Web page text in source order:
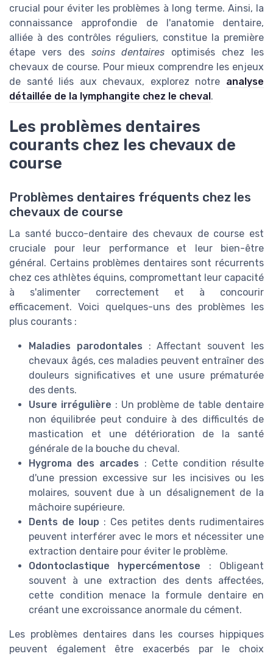
crucial pour éviter les problèmes à long terme. Ainsi, la
connaissance approfondie de l'anatomie dentaire,
alliée à des contrôles réguliers, constitue la première
étape vers des soins dentaires optimisés chez les
chevaux de course. Pour mieux comprendre les enjeux
de santé liés aux chevaux, explorez notre analyse
détaillée de la lymphangite chez le cheval.
Les problèmes dentaires
courants chez les chevaux de
course
Problèmes dentaires fréquents chez les
chevaux de course
La santé bucco-dentaire des chevaux de course est
cruciale pour leur performance et leur bien-être
général. Certains problèmes dentaires sont récurrents
chez ces athlètes équins, compromettant leur capacité
à s'alimenter correctement et à concourir
efficacement. Voici quelques-uns des problèmes les
plus courants :
Maladies parodontales : Affectant souvent les
chevaux âgés, ces maladies peuvent entraîner des
douleurs significatives et une usure prématurée
des dents.
Usure irrégulière : Un problème de table dentaire
non équilibrée peut conduire à des difficultés de
mastication et une détérioration de la santé
générale de la bouche du cheval.
Hygroma des arcades : Cette condition résulte
d'une pression excessive sur les incisives ou les
molaires, souvent due à un désalignement de la
mâchoire supérieure.
Dents de loup : Ces petites dents rudimentaires
peuvent interférer avec le mors et nécessiter une
extraction dentaire pour éviter le problème.
Odontoclastique hypercémentose : Obligeant
souvent à une extraction des dents affectées,
cette condition menace la formule dentaire en
créant une excroissance anormale du cément.
Les problèmes dentaires dans les courses hippiques
peuvent également être exacerbés par le choix